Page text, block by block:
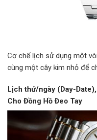
Cơ chế lịch sử dụng một
cùng một cây kim nhỏ để
Lịch thứ/ngày (Day-
Cho Đồng Hồ Đeo Tay